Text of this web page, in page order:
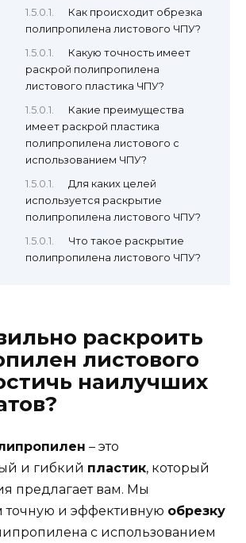
Как происходит обрезка
полипропилена листового ЧПУ?
Какую точность имеет
раскрой полипропилена
листового пластика ЧПУ?
Какие преимущества
имеет раскрой пластика
полипропилена листового с
использованием ЧПУ?
Для каких целей
используется раскрытие
полипропилена листового ЧПУ?
Что такое раскрытие
полипропилена листового ЧПУ?
раскроить
листового
наилучших
– это
и гибкий пластик, который
предлагает вам. Мы
точную и эффективную обрезку
с использованием